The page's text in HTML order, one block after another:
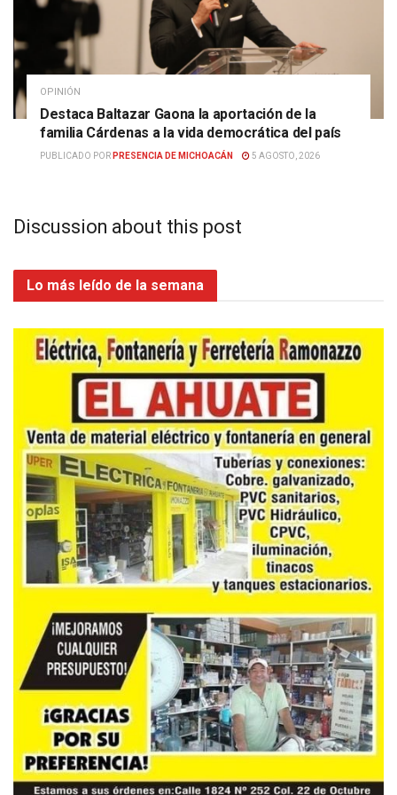
OPINIÓN
Destaca Baltazar Gaona la aportación de la
familia Cárdenas a la vida democrática del país
PUBLICADO POR PRESENCIA DE MICHOACÁN 5 AGOSTO, 2026
Discussion about this post
Lo más leído de la semana